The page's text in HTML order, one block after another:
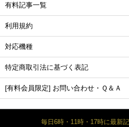
有料記事一覧
利用規約
対応機種
特定商取引法に基づく表記
[有料会員限定] お問い合わせ・Ｑ＆Ａ
毎日6時・11時・17時に最新